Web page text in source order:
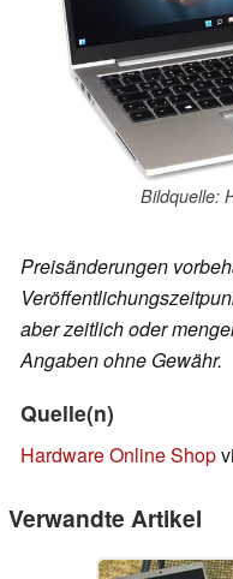
Bildquelle:
Preisänderungen
aber zeitlich oder
Angaben ohne Gewähr.
Quelle(n)
Hardware Online Shop
Verwandte Artikel